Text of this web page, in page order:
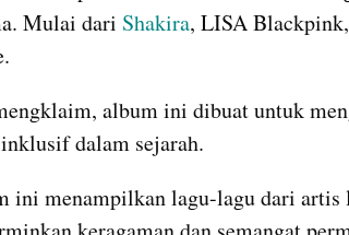
Mulai dari Shakira, LISA
album ini dibuat untuk
dalam sejarah.
ini menampilkan lagu-lagu dari artis